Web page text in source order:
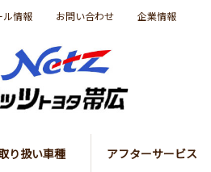
り扱い車種 アフターサービス
ル情報 お問い合わせ 企業情報